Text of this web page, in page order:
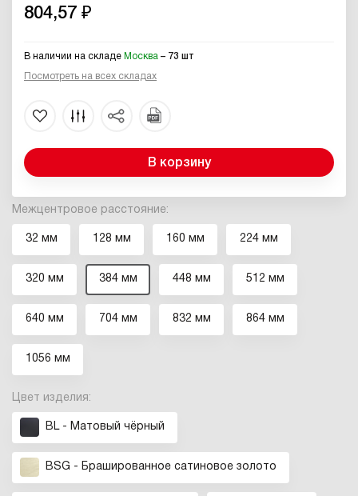
Межцентровое расстояние:
32 мм 128 мм 160 мм 224 мм
320 мм 384 мм 448 мм 512 мм
640 мм 704 мм 832 мм 864 мм
1056 мм
Цвет изделия:
BL - Матовый чёрный
BSG - Брашированное cатиновое золото
804,57 ₽
В наличии на складе Москва – 73 шт
Посмотреть на всех складах
В корзину